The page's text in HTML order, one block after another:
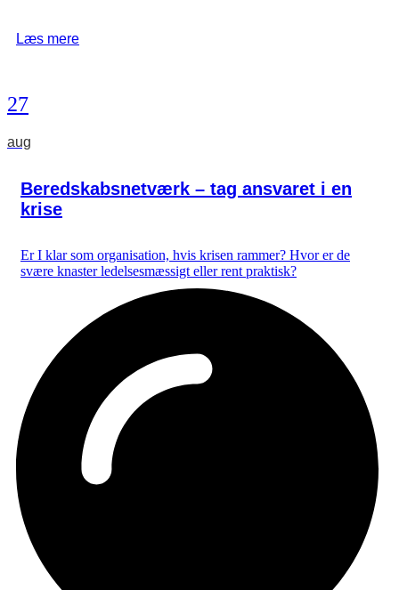
Læs mere
27
aug
Beredskabsnetværk – tag ansvaret i en
krise
Er I klar som organisation, hvis krisen rammer? Hvor er de
svære knaster ledelsesmæssigt eller rent praktisk?